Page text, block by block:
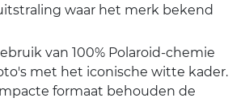
waar het merk bekend
van 100% Polaroid-chemie
met het iconische witte kader.
formaat behouden de